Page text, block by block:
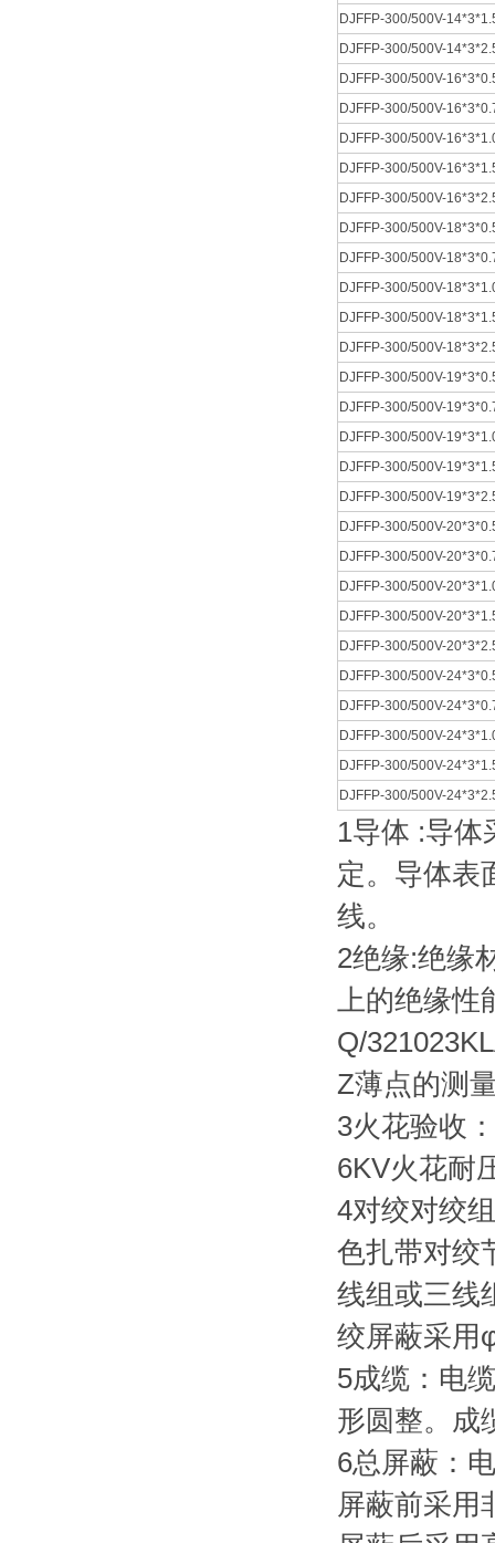
DJFFP-300/500V-
DJFFP-300/500V-
DJFFP-300/500V-
DJFFP-300/500V-
DJFFP-300/500V-
DJFFP-300/500V-
DJFFP-300/500V-
DJFFP-300/500V-
DJFFP-300/500V-
DJFFP-300/500V-
DJFFP-300/500V-
DJFFP-300/500V-
DJFFP-300/500V-
DJFFP-300/500V-
DJFFP-300/500V-
DJFFP-300/500V-
DJFFP-300/500V-
DJFFP-300/500V-
DJFFP-300/500V-
DJFFP-300/500V-
DJFFP-300/500V-
DJFFP-300/500V-
DJFFP-300/500V-
DJFFP-300/500V-
DJFFP-300/500V-
DJFFP-300/500V-
DJFFP-300/500V-
1导体 :导体
定。导体表
线。
2绝缘:绝缘
上的绝缘
Q/
Z薄点的测
3火花验收
6KV火花耐
4对绞对绞
色扎带对绞
线组或三线
绞屏蔽采用
5成缆：电
形圆整。成
6总屏蔽：
屏蔽前采用